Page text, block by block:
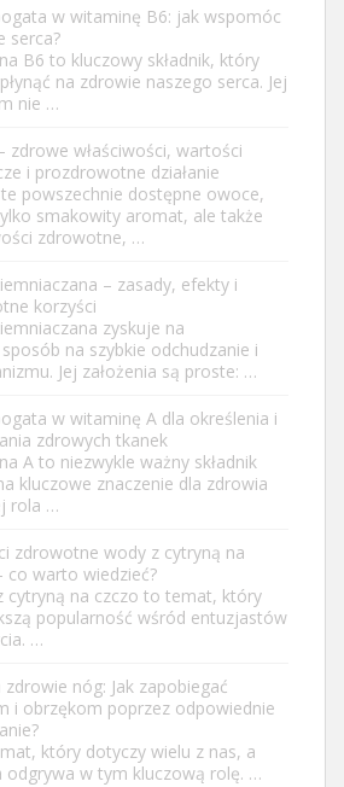
w witaminę B6: jak wspomóc
serca?
B6 to kluczowy składnik, który
na zdrowie naszego serca. Jej
nie …
– zdrowe właściwości, wartości
i prozdrowotne działanie
te powszechnie dostępne owoce,
smakowity aromat, ale także
zdrowotne, …
– zasady, efekty i
korzyści
zyskuje na
na szybkie odchudzanie i
Jej założenia są proste: …
w witaminę A dla określenia i
zdrowych tkanek
A to niezwykle ważny składnik
kluczowe znaczenie dla zdrowia
rola …
zdrowotne wody z cytryną na
co warto wiedzieć?
cytryną na czczo to temat, który
popularność wśród entuzjastów
…
zdrowie nóg: Jak zapobiegać
i obrzękom poprzez odpowiednie
który dotyczy wielu z nas, a
odgrywa w tym kluczową rolę. …